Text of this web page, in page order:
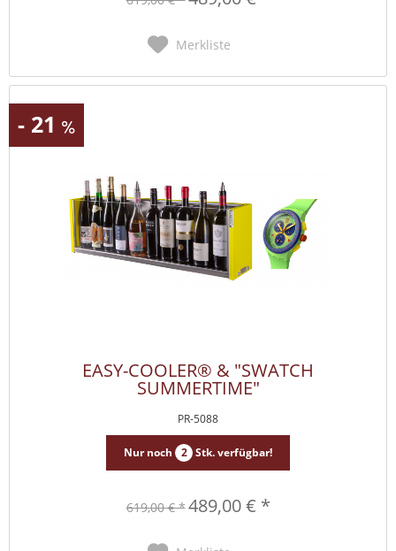
Merkliste
- 21
EASY-COOLER® & "SWATCH
SUMMERTIME"
PR-5088
Nur noch 2 Stk. verfügbar!
619,00 € *489,00 € *